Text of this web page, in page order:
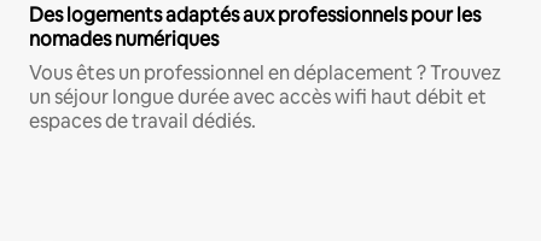
Des logements adaptés aux professionnels pour les
nomades numériques
Vous êtes un professionnel en déplacement ? Trouvez
un séjour longue durée avec accès wifi haut débit et
espaces de travail dédiés.